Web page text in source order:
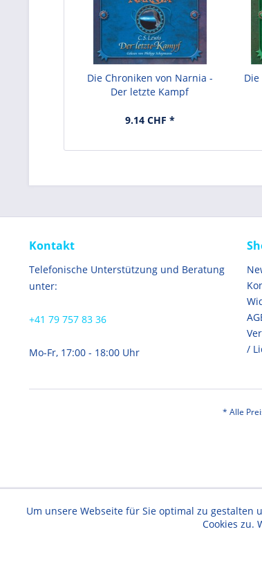
Die Chroniken von Narnia -
Der letzte Kampf
9.14 CHF *
Kontakt
Telefonische Unterstützung und Beratung
unter:
+41 79 757 83 36
Mo-Fr, 17:00 - 18:00 Uhr
/
* Alle
Um unsere Webseite für Sie optimal zu
Cookies zu.